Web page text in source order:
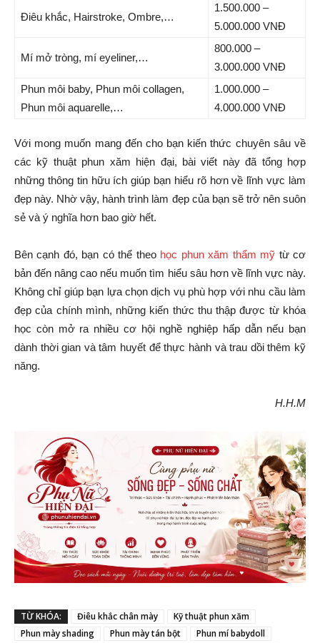
Điêu khắc, Hairstroke, Ombre,…
1.500.000 –
5.000.000 VNĐ
Mí mở tròng, mí eyeliner,…
800.000 –
3.000.000 VNĐ
Phun môi baby, Phun môi collagen,
Phun môi aquarelle,…
1.000.000 –
4.000.000 VNĐ
Với mong muốn mang đến cho bạn kiến thức chuyên sâu về
các kỹ thuật phun xăm hiện đại, bài viết này đã tổng hợp
những thông tin hữu ích giúp bạn hiểu rõ hơn về lĩnh vực làm
đẹp này. Nhờ vậy, hành trình làm đẹp của bạn sẽ trở nên suôn
sẻ và ý nghĩa hơn bao giờ hết.
Bên cạnh đó, bạn có thể theo học phun xăm thẩm mỹ từ cơ
bản đến nâng cao nếu muốn tìm hiểu sâu hơn về lĩnh vực này.
Không chỉ giúp bạn lựa chọn dịch vụ phù hợp với nhu cầu làm
đẹp của chính mình, những kiến thức thu thập được từ khóa
học còn mở ra nhiều cơ hội nghề nghiệp hấp dẫn nếu bạn
dành thời gian và tâm huyết để thực hành và trau dồi thêm kỹ
năng.
H.H.M
TỪ KHÓA: Điêu khắc chân mày
Kỹ thuật phun xăm
Phun mày shading
Phun mày tán bột
Phun mí babydoll